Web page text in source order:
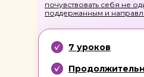
почувствовать себя не
поддержанным и
7 уроков